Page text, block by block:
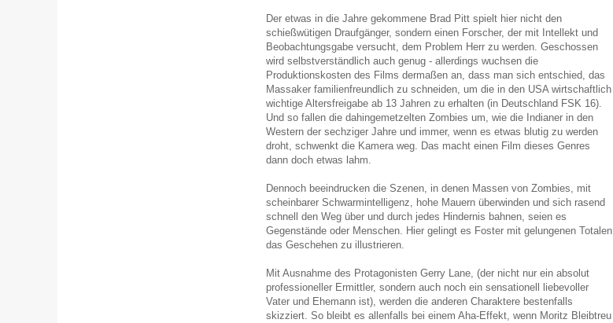
Der etwas in die Jahre gekommene Brad Pitt spielt hier nicht den
schießwütigen Draufgänger, sondern einen Forscher, der mit Intellekt und
Beobachtungsgabe versucht, dem Problem Herr zu werden. Geschossen
wird selbstverständlich auch genug - allerdings wuchsen die
Produktionskosten des Films dermaßen an, dass man sich entschied, das
Massaker familienfreundlich zu schneiden, um die in den USA wirtschaftlich
wichtige Altersfreigabe ab 13 Jahren zu erhalten (in Deutschland FSK 16).
Und so fallen die dahingemetzelten Zombies um, wie die Indianer in den
Western der sechziger Jahre und immer, wenn es etwas blutig zu werden
droht, schwenkt die Kamera weg. Das macht einen Film dieses Genres
dann doch etwas lahm.
Dennoch beeindrucken die Szenen, in denen Massen von Zombies, mit
scheinbarer Schwarmintelligenz, hohe Mauern überwinden und sich rasend
schnell den Weg über und durch jedes Hindernis bahnen, seien es
Gegenstände oder Menschen. Hier gelingt es Foster mit gelungenen Totalen
das Geschehen zu illustrieren.
Mit Ausnahme des Protagonisten Gerry Lane, (der nicht nur ein absolut
professioneller Ermittler, sondern auch noch ein sensationell liebevoller
Vater und Ehemann ist), werden die anderen Charaktere bestenfalls
skizziert. So bleibt es allenfalls bei einem Aha-Effekt, wenn Moritz Bleibtreu